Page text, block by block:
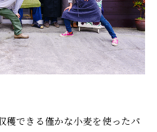
穫できる僅かな小麦を使ったパ